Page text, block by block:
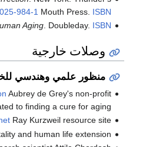
Mouth Press. ISBN
984-1
Aging. Doubleday. ISBN
وصلات خارجية
منظور علمي وهندسي
Aubrey de Grey's non-profit
to finding a cure for aging
Ray Kurzweil resource site
and human life extension